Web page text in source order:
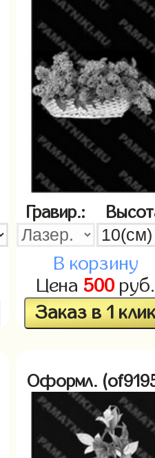
Гравир.:
В корзину
Цена 500руб.
Заказ в 1
Оформл.